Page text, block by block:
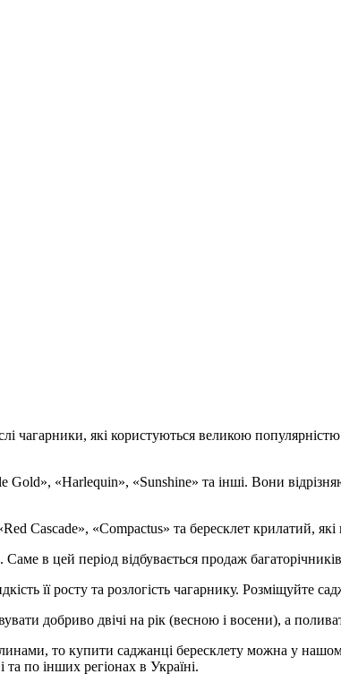
чагарники, які користуються великою
Gold», «Harlequin», «Sunshine» та інші. Вони
Cascade», «Compactus» та бересклет крилатий,
в цей період відбувається продаж
її росту та розлогість чагарнику. Розміщуйте
добриво двічі на рік (весною і восени), а
то купити саджанці бересклету можна у
по інших регіонах в Україні.